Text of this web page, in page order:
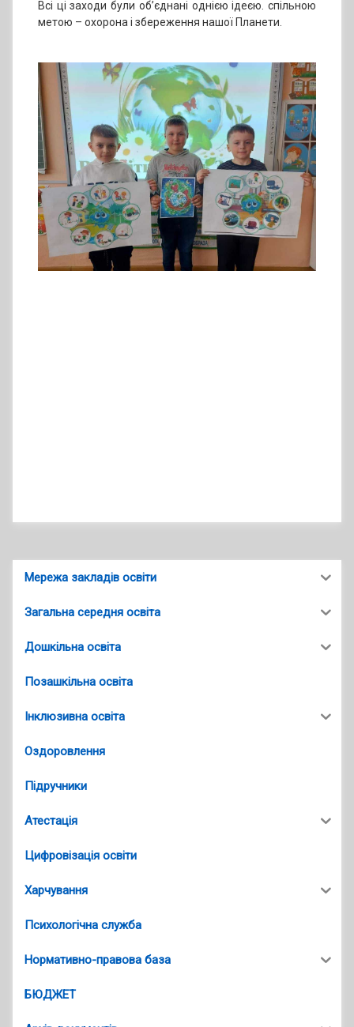
Всі ці заходи були об’єднані однією ідеєю. спільною
метою – охорона і збереження нашої Планети.
Мережа закладів освіти
Загальна середня освіта
Дошкільна освіта
Позашкільна освіта
Інклюзивна освіта
Оздоровлення
Підручники
Атестація
Цифровізація освіти
Харчування
Психологічна служба
Нормативно-правова база
БЮДЖЕТ